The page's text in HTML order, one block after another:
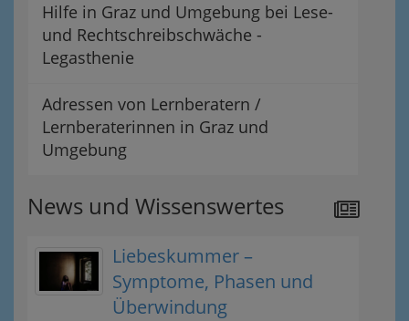
Hilfe in Graz und Umgebung bei Lese-
und Rechtschreibschwäche -
Legasthenie
Adressen von Lernberatern /
Lernberaterinnen in Graz und
Umgebung
News und Wissenswertes
Liebeskummer –
Symptome, Phasen und
Überwindung